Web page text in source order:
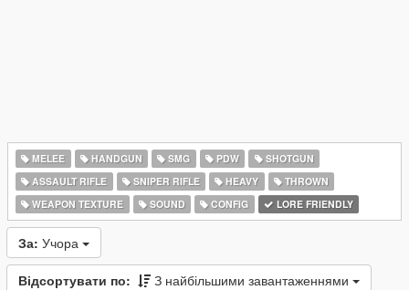
MELEE HANDGUN SMG PDW
SHOTGUN
ASSAULT RIFLE
SNIPER RIFLE HEAVY
THROWN
WEAPON TEXTURE
SOUND CONFIG LORE FRIENDLY
За: Учора
Відсортувати по: З найбільшими завантаженнями